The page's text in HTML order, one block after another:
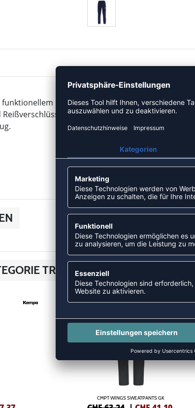
funktionellem Material mit hervorragenden
an den Beinabschlüssen.
TRAININGSHOSEN
NEW
CMPT WINGS SWEATPANTS GK